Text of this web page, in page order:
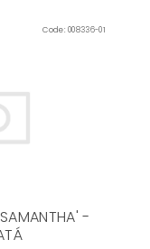
Code:008336-01
-